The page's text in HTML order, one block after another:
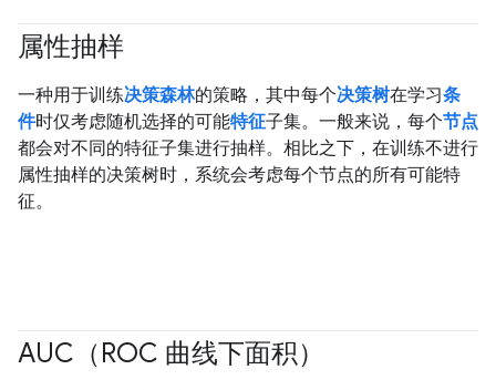
属性抽样
一种用于训练决策森林的策略，其中每个决策树在学习条
件时仅考虑随机选择的可能特征子集。一般来说，每个节点
都会对不同的特征子集进行抽样。相比之下，在训练不进行
属性抽样的决策树时，系统会考虑每个节点的所有可能特
征。
AUC（ROC 曲线下面积）